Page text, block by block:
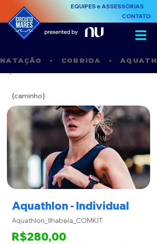
EQUIPES e ASSESSORIAS
CONTATO
NATAÇÃO   •   CORRIDA   •
{caminho}
Aquathlon - Individual
Aquathlon_Ilhabela_COMKIT
R$280,00